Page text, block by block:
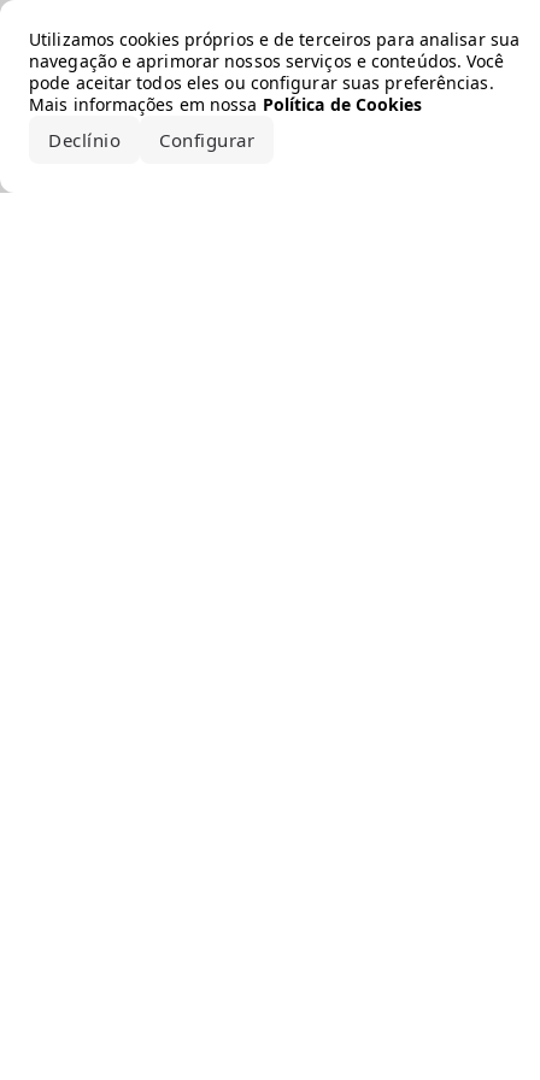
Utilizamos cookies próprios e de terceiros para analisar sua
navegação e aprimorar nossos serviços e conteúdos. Você
pode aceitar todos eles ou configurar suas preferências.
Mais informações em nossa Política de Cookies
Declínio Configurar
Error loading the brand